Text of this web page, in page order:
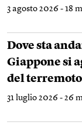
3 agosto 2026 - 18
Dove sta
Giappone si
del terremoto
31 luglio 2026 - 26